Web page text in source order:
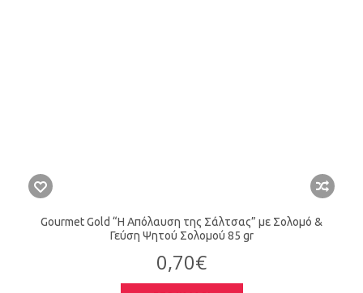
Gourmet Gold “Η Απόλαυση της Σάλτσας” με Σολομό &
Γεύση Ψητού Σολομού 85 gr
0,70€